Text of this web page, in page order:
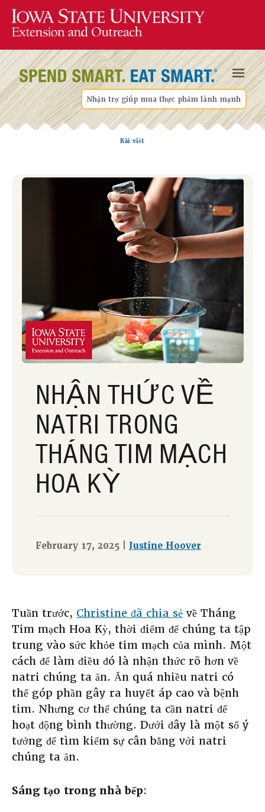
Nhận trợ giúp mua thực phẩm lành mạnh
Bài viết
NHẬN THỨC VỀ
NATRI TRONG
THÁNG TIM MẠCH
HOA KỲ
February 17, 2025 | Justine Hoover
Tuần trước, Christine đã chia sẻ về Tháng
Tim mạch Hoa Kỳ, thời điểm để chúng ta tập
trung vào sức khỏe tim mạch của mình. Một
cách để làm điều đó là nhận thức rõ hơn về
natri chúng ta ăn. Ăn quá nhiều natri có
thể góp phần gây ra huyết áp cao và bệnh
tim. Nhưng cơ thể chúng ta cần natri để
hoạt động bình thường. Dưới đây là một số ý
tưởng để tìm kiếm sự cân bằng với natri
chúng ta ăn.
Sáng tạo trong nhà bếp: